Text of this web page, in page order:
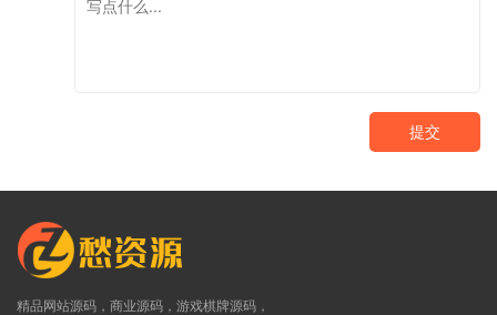
提交
精品网站源码，商业源码，游戏棋牌源码，